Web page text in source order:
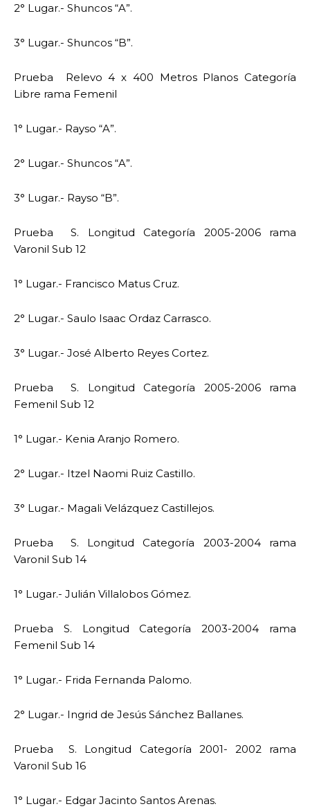
2° Lugar.- Shuncos “A”.
3° Lugar.- Shuncos “B”.
Prueba Relevo 4 x 400 Metros Planos Categoría
Libre rama Femenil
1° Lugar.- Rayso “A”.
2° Lugar.- Shuncos “A”.
3° Lugar.- Rayso “B”.
Prueba S. Longitud Categoría 2005-2006 rama
Varonil Sub 12
1° Lugar.- Francisco Matus Cruz.
2° Lugar.- Saulo Isaac Ordaz Carrasco.
3° Lugar.- José Alberto Reyes Cortez.
Prueba S. Longitud Categoría 2005-2006 rama
Femenil Sub 12
1° Lugar.- Kenia Aranjo Romero.
2° Lugar.- Itzel Naomi Ruiz Castillo.
3° Lugar.- Magali Velázquez Castillejos.
Prueba S. Longitud Categoría 2003-2004 rama
Varonil Sub 14
1° Lugar.- Julián Villalobos Gómez.
Prueba S. Longitud Categoría 2003-2004 rama
Femenil Sub 14
1° Lugar.- Frida Fernanda Palomo.
2° Lugar.- Ingrid de Jesús Sánchez Ballanes.
Prueba S. Longitud Categoría 2001- 2002 rama
Varonil Sub 16
1° Lugar.- Edgar Jacinto Santos Arenas.